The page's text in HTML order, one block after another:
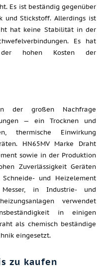
Es ist beständig gegenüber
und Stickstoff. Allerdings ist
hat keine Stabilität in der
Es hat
hohen Kosten der
der großen Nachfrage
— ein Trocknen und
thermische Einwirkung
HN65MV Marke Draht
sowie in der Produktion
Zuverlässigkeit Geräten
und Heizelement
in Industrie- und
verwendet
in einigen
als chemisch beständige
eingesetzt.
zu kaufen